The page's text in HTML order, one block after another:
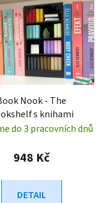
Nook - The
s knihami
do 3 pracovních dnů
948 Kč
DETAIL